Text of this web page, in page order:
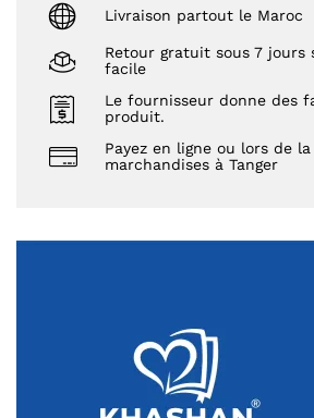
Livraison partout le Maroc
Retour gratuit sous 7 jours
facile
Le fournisseur donne des
produit.
Payez en ligne ou lors de
marchandises à Tanger